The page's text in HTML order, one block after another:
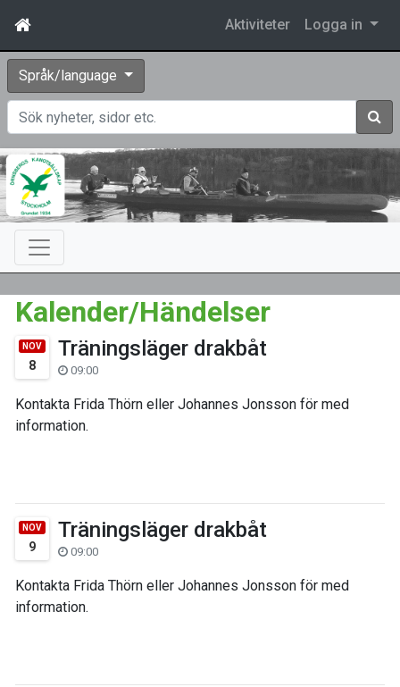
Aktiviteter Logga in
Språk/language
Sök
Kalender/Händelser
NOV
8
Träningsläger drakbåt
09:00
Kontakta Frida Thörn eller Johannes Jonsson för med
information.
NOV
9
Träningsläger drakbåt
09:00
Kontakta Frida Thörn eller Johannes Jonsson för med
information.